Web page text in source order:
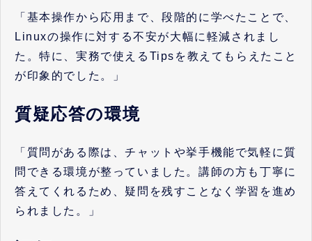
「基本操作から応用まで、段階的に学べたことで、
Linuxの操作に対する不安が大幅に軽減されまし
た。特に、実務で使えるTipsを教えてもらえたこと
が印象的でした。」
質疑応答の環境
「質問がある際は、チャットや挙手機能で気軽に質
問できる環境が整っていました。講師の方も丁寧に
答えてくれるため、疑問を残すことなく学習を進め
られました。」